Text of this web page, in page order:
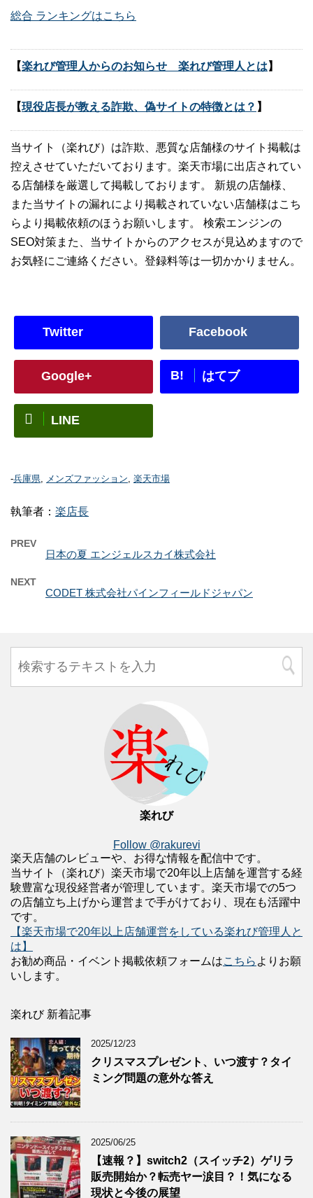
総合 ランキングはこちら
【楽れび管理人からのお知らせ 楽れび管理人とは 】
【現役店長が教える詐欺、偽サイトの特徴とは？ 】
当サイト（楽れび）は詐欺、悪質な店舗様のサイト掲載は
控えさせていただいております。楽天市場に出店されてい
る店舗様を厳選して掲載しております。 新規の店舗様、
また当サイトの漏れにより掲載されていない店舗様はこち
らより掲載依頼のほうお願いします。 検索エンジンの
SEO対策また、当サイトからのアクセスが見込めますので
お気軽にご連絡ください。登録料等は一切かかりません。
Twitter Facebook
Google+ B! はてブ
LINE
-兵庫県, メンズファッション, 楽天市場
執筆者： 楽店長
PREV
日本の夏 エンジェルスカイ株式会社
NEXT
CODET 株式会社パインフィールドジャパン
楽れび
Follow @rakurevi
楽天店舗のレビューや、お得な情報を配信中です。
当サイト（楽れび）楽天市場で20年以上店舗を運営する経
験豊富な現役経営者が管理しています。楽天市場での5つ
の店舗立ち上げから運営まで手がけており、現在も活躍中
です。
【楽天市場で20年以上店舗運営をしている楽れび管理人と
は】
お勧め商品・イベント掲載依頼フォームはこちら よりお願
いします。
楽れび 新着記事
2025/12/23
クリスマスプレゼント、いつ渡す？タイ
ミング問題の意外な答え
2025/06/25
【速報？】switch2（スイッチ2）ゲリラ
販売開始か？転売ヤー涙目？！気になる
現状と今後の展望